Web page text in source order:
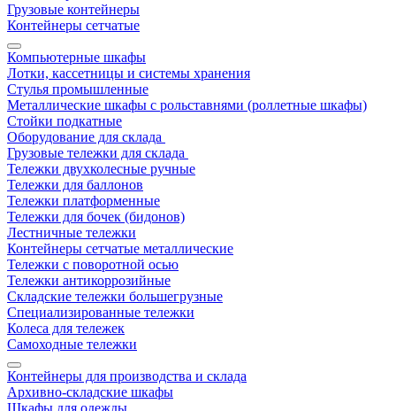
Грузовые контейнеры
Контейнеры сетчатые
Компьютерные шкафы
Лотки, кассетницы и системы хранения
Стулья промышленные
Металлические шкафы с рольставнями (роллетные шкафы)
Стойки подкатные
Оборудование для склада
Грузовые тележки для склада
Тележки двухколесные ручные
Тележки для баллонов
Тележки платформенные
Тележки для бочек (бидонов)
Лестничные тележки
Контейнеры сетчатые металлические
Тележки с поворотной осью
Тележки антикоррозийные
Складские тележки большегрузные
Специализированные тележки
Колеса для тележек
Самоходные тележки
Контейнеры для производства и склада
Архивно-складские шкафы
Шкафы для одежды